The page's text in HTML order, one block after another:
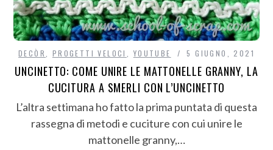
DECÒR PROGETTI VELOCI YOUTUBE 5 GIUGNO, 2021
UNCINETTO: COME UNIRE LE MATTONELLE GRANNY, LA
CUCITURA A SMERLI CON L’UNCINETTO
L’altra settimana ho fatto la prima puntata di questa
rassegna di metodi e cuciture con cui unire le
mattonelle granny,…